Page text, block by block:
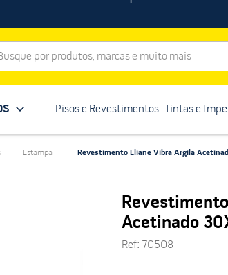
por produtos, marcas e muito mais
Pisos e Revestimentos Tintas e
Estampa Revestimento Eliane Vibra Argila
Acetinado
Ref: 70508
porcelanato
telha
revestimento